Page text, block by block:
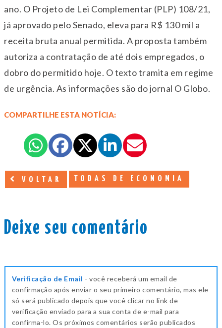
ano. O Projeto de Lei Complementar (PLP) 108/21,
já aprovado pelo Senado, eleva para R$ 130 mil a
receita bruta anual permitida. A proposta também
autoriza a contratação de até dois empregados, o
dobro do permitido hoje. O texto tramita em regime
de urgência. As informações são do jornal O Globo.
COMPARTILHE ESTA NOTÍCIA:
VOLTAR TODAS DE ECONOMIA
Deixe seu comentário
Verificação de Email - você receberá um email de
confirmação após enviar o seu primeiro comentário, mas ele
só será publicado depois que você clicar no link de
verificação enviado para a sua conta de e-mail para
confirma-lo. Os próximos comentários serão publicados